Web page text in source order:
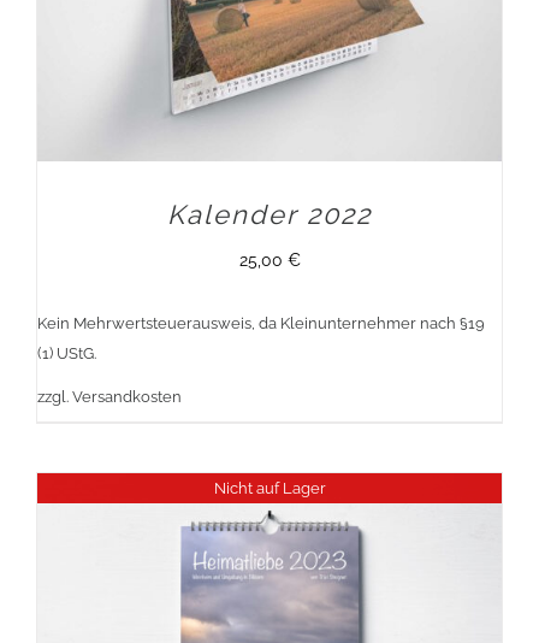
Kalender 2022
25,00 €
Kein Mehrwertsteuerausweis, da Kleinunternehmer nach §19
(1) UStG.
zzgl. Versandkosten
Nicht auf Lager